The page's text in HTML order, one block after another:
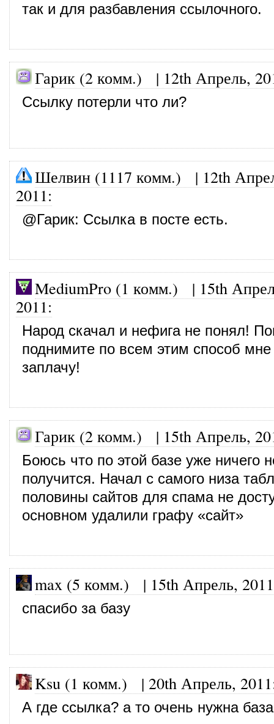
так и для разбавления ссылочного.
Гарик (2 комм.) | 12th Апрель,
Ссылку потерли что ли?
Шелвин (1117 комм.) | 12th
2011:
@Гарик: Ссылка в посте есть.
MediumPro (1 комм.) | 15th
2011:
Народ скачал и нефига не понял!
поднимите по всем этим способ
заплачу!
Гарик (2 комм.) | 15th Апрель,
Боюсь что по этой базе уже ничего
получится. Начал с самого низа
половины сайтов для спама не
основном удалили графу «сайт»
max (5 комм.) | 15th Апрель, 2011
спасибо за базу
Ksu (1 комм.) | 20th Апрель, 2011
А где ссылка? а то очень нужна